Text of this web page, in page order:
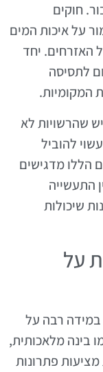
חוקים
על איכות המים
האזרחים. יחד
לתסיסה
המקומיות.
שהרשויות לא
להוביל
הללו מדגישים
התעשייה
שיכולות
על
במידה רבה על
בינה מלאכותית,
פתרונות